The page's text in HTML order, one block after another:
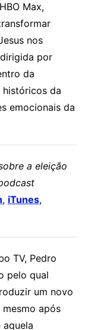
Max,
nos
por
da
históricos da
emocionais da
a eleição
, iTunes,
TV, Pedro
pelo qual
um novo
após